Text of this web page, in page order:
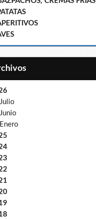
Julio
Junio
Enero